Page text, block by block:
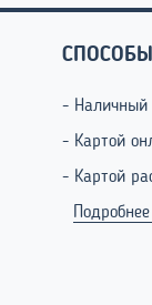
- Наличный
- Картой
- Картой